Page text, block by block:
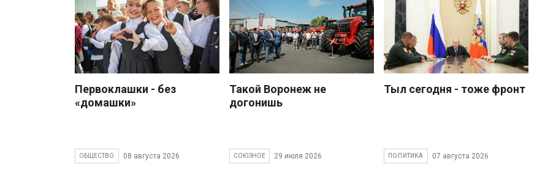
Первоклашки - без
«домашки»
ОБЩЕСТВО 08 августа 2026
Такой Воронеж не
догонишь
СОЮЗНОЕ 29 июля 2026
Тыл сегодня - тоже фронт
ПОЛИТИКА 07 августа 2026